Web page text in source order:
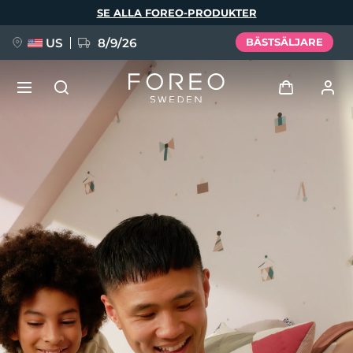
SE ALLA FOREO-PRODUKTER
US 8/9/26 BÄSTSÄLJARE
Användarprofil
Mina beställningar
Mina prenumerationer
NYHET
FAQ™ Pure Beauty-Tech Elixir
BREAKING NEWS
issa™ Teeth Whitening Set
Språk
English Deutsch
Español
Français
Italiano
Polski
Svenska
Русский
Türkçe
简体中文